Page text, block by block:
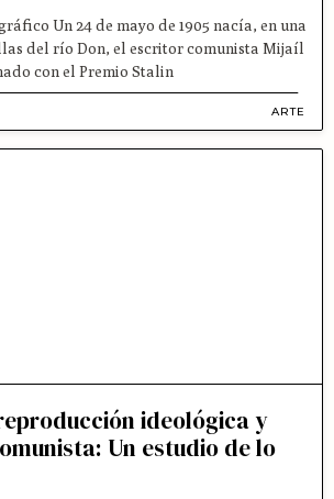
ARTE
Un 24 de mayo de 1905 nacía, en una
del río Don, el escritor comunista Mijaíl
con el Premio Stalin
ideológica y
Un estudio de lo